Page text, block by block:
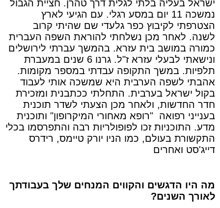
ישראל בעליה בלתי לגלית דרך טהרן. חציית הגבול
נמשכה 11 יום במסע רגלי. עם הגיעי לארץ
הצטרפתי לקיבוץ כפר גלעדי שם שהיתי קרוב
לשנה. לאחר מכן נשלחתי להוראת השפה העברית
כמורה במושב בית עזרא. בהמשך עברתי לירושלים
ונישאתי לבעלי עזרא ז"ל. גרנו 6 שנים במעברת
תלפיות. במשך התקופה עבדתי במספר מקומות.
אהבתי לשפה הערבית היא שמשכה אותי לעבוד
בקול ישראל בערבית. התחלתי ככתבנית ומזכירת
חדר החדשות, ולאחר מכן הצעתי לשדר תוכנית
בענייני רפואה "רופא מאחורי המיקרופון" ותוכנית
מדע. התוכניות זכו לפופולריות רבה והתפרסמו בכלי
התקשורת בעולם, כמו הניו יורק טיימס, רידרס
דייג'סט ואחרים
מה היו הדגשים והקווים המנחים שלך בעבודתך
לאורך השנים?